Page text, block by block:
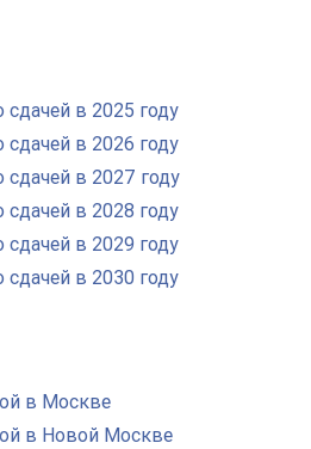
в 2025 году
в 2026 году
в 2027 году
в 2028 году
в 2029 году
в 2030 году
в Москве
в Новой Москве